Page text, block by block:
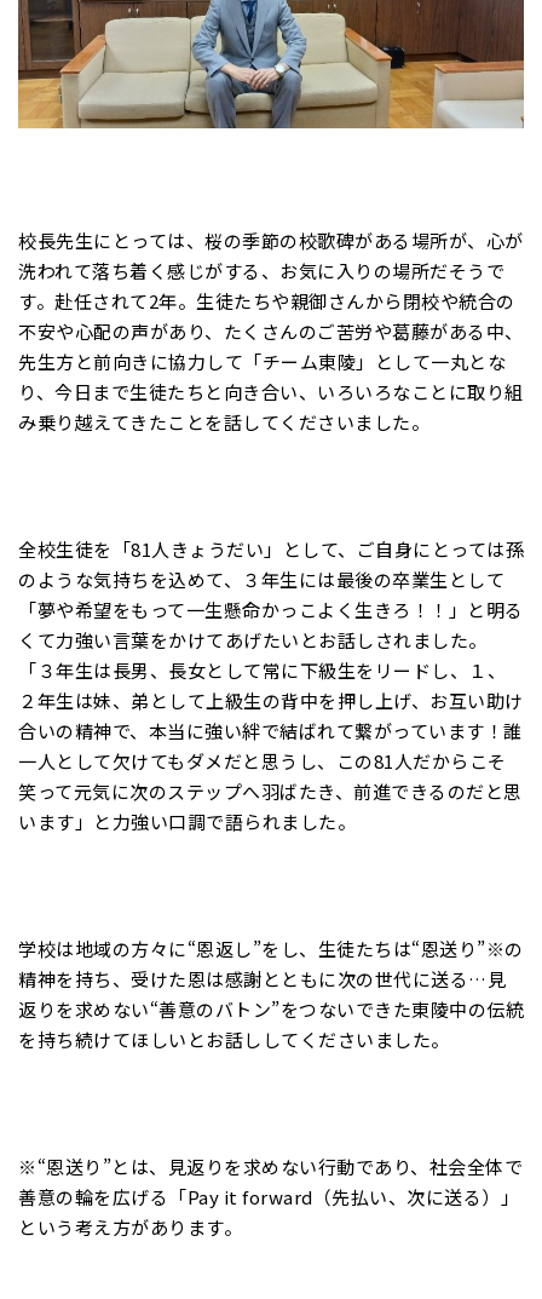
校長先生にとっては、桜の季節の校歌碑がある場所が、心が
洗われて落ち着く感じがする、お気に入りの場所だそうで
す。赴任されて2年。生徒たちや親御さんから閉校や統合の
不安や心配の声があり、たくさんのご苦労や葛藤がある中、
先生方と前向きに協力して「チーム東陵」として一丸とな
り、今日まで生徒たちと向き合い、いろいろなことに取り組
み乗り越えてきたことを話してくださいました。
全校生徒を「81人きょうだい」として、ご自身にとっては孫
のような気持ちを込めて、３年生には最後の卒業生として
「夢や希望をもって一生懸命かっこよく生きろ！！」と明る
くて力強い言葉をかけてあげたいとお話しされました。
「３年生は長男、長女として常に下級生をリードし、１、
２年生は妹、弟として上級生の背中を押し上げ、お互い助け
合いの精神で、本当に強い絆で結ばれて繋がっています！誰
一人として欠けてもダメだと思うし、この81人だからこそ
笑って元気に次のステップへ羽ばたき、前進できるのだと思
います」と力強い口調で語られました。
学校は地域の方々に“恩返し”をし、生徒たちは“恩送り”※の
精神を持ち、受けた恩は感謝とともに次の世代に送る…見
返りを求めない“善意のバトン”をつないできた東陵中の伝統
を持ち続けてほしいとお話ししてくださいました。
※“恩送り”とは、見返りを求めない行動であり、社会全体で
善意の輪を広げる「Pay it forward（先払い、次に送る）」
という考え方があります。